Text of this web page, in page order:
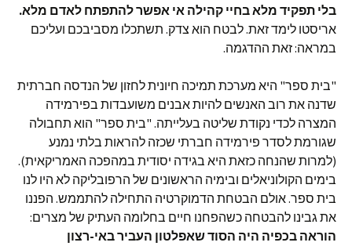
בלי תפקיד מלא בחיי קהילה אי אפשר להתפתח לאדם מלא.
אריסטו לימד זאת. לבטח הוא צדק. תשתכלו מסביבכם ועליכם
במראה: זאת ההדגמה.
"בית ספר" היא מערכת תמיכה חיונית לחזון של הנדסה חברתית
שדנה את רוב האנשים להיות אבנים משועבדות בפירמידה
המצרה לכדי נקודת שליטה בעלייתה. "בית ספר" הוא תחבולה
שגורמת לסדר פירמידה חברתי שכזה להראות בלתי נמנע
(למרות שהנחה כזאת היא בגידה יסודית במהפכה האמריקאית).
בימים הקולוניאלים ובימיה הראשונים של הרפובליקה לא היו לנו
בית ספר. אולם הבטחת הדמוקרטיה התחילה להתממש. הפננו
את גבינו להבטחה כשהפחנו חיים בחלומה העתיק של מצרים:
הוראה בכפיה היה הסוד שאפלטון העביר באי-רצון